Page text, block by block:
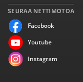
SEURAA NETTIMOTOA
Facebook
Youtube
Instagram